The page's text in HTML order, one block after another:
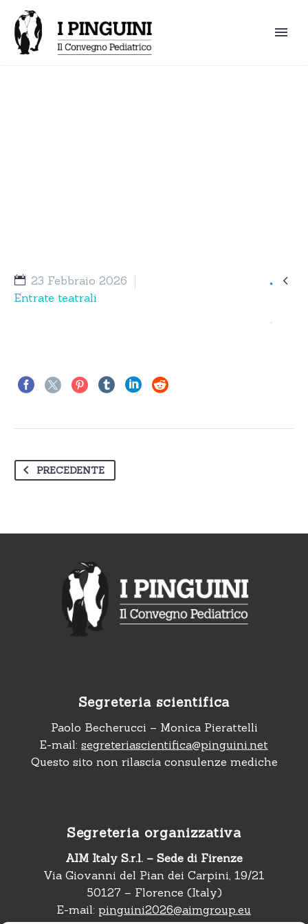

23 Febbraio 2026
Entrate teatrali
PRECEDENTE
Segreteria scientifica
Paolo Becherucci – Monica Pierattelli
E-mail: segreteriascientifica@pinguini.net
Questo sito non rilascia consulenze mediche
Segreteria organizzativa
AIM Italy S.r.l. – Sede di Firenze
Via Giovanni del Pian dei Carpini, 19/21
50127 – Florence (Italy)
E-mail: pinguini2026@aimgroup.eu